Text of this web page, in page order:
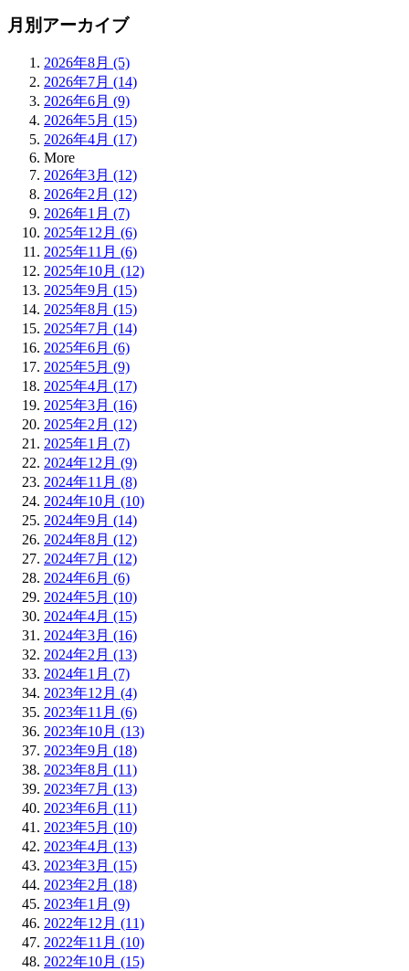
月別アーカイブ
2026年8月 (5)
2026年7月 (14)
2026年6月 (9)
2026年5月 (15)
2026年4月 (17)
More
2026年3月 (12)
2026年2月 (12)
2026年1月 (7)
2025年12月 (6)
2025年11月 (6)
2025年10月 (12)
2025年9月 (15)
2025年8月 (15)
2025年7月 (14)
2025年6月 (6)
2025年5月 (9)
2025年4月 (17)
2025年3月 (16)
2025年2月 (12)
2025年1月 (7)
2024年12月 (9)
2024年11月 (8)
2024年10月 (10)
2024年9月 (14)
2024年8月 (12)
2024年7月 (12)
2024年6月 (6)
2024年5月 (10)
2024年4月 (15)
2024年3月 (16)
2024年2月 (13)
2024年1月 (7)
2023年12月 (4)
2023年11月 (6)
2023年10月 (13)
2023年9月 (18)
2023年8月 (11)
2023年7月 (13)
2023年6月 (11)
2023年5月 (10)
2023年4月 (13)
2023年3月 (15)
2023年2月 (18)
2023年1月 (9)
2022年12月 (11)
2022年11月 (10)
2022年10月 (15)